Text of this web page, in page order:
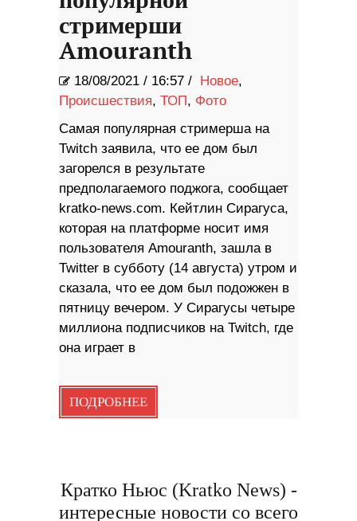
стримерши
Amouranth
18/08/2021 / 16:57 / Новое,
Происшествия, ТОП, Фото
Самая популярная стримерша на
Twitch заявила, что ее дом был
загорелся в результате
предполагаемого поджога, сообщает
kratko-news.com. Кейтлин Сирагуса,
которая на платформе носит имя
пользователя Amouranth, зашла в
Twitter в субботу (14 августа) утром и
сказала, что ее дом был подожжен в
пятницу вечером. У Сирагусы четыре
миллиона подписчиков на Twitch, где
она играет в
ПОДРОБНЕЕ
Кратко Ньюс (Kratko News) -
интересные новости со всего